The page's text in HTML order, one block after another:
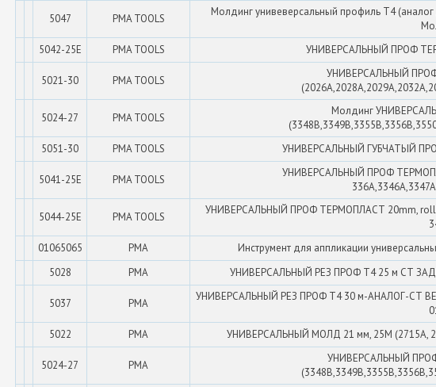
5047 PMA TOOLS
Молдинг унивеверсальный профиль Т4
5042-25E PMA TOOLS УНИВЕРСАЛЬНЫЙ ПРОФ
5021-30 PMA TOOLS
УНИВЕРСАЛЬНЫЙ
5024-27 PMA TOOLS
Молдинг
5051-30 PMA TOOLS УНИВЕРСАЛЬНЫЙ ГУБЧАТЫЙ
5041-25E PMA TOOLS
УНИВЕРСАЛЬНЫЙ ПРОФ
5044-25E PMA TOOLS
УНИВЕРСАЛЬНЫЙ ПРОФ ТЕРМОПЛАСТ 20mm, roll
01065065 PMA Инструмент для аппликации
5028 PMA УНИВЕРСАЛЬНЫЙ РЕЗ ПРОФ T4 25 м СТ ЗАДН
5037 PMA
УНИВЕРСАЛЬНЫЙ РЕЗ ПРОФ Т4 30 м-АНАЛОГ-СТ
5022 PMA УНИВЕРСАЛЬНЫЙ МОЛД 21 мм, 25М (2715A,
5024-27 PMA
УНИВЕРСАЛЬНЫЙ